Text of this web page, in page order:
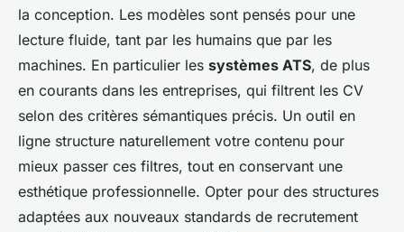
la conception. Les modèles sont pensés pour une
lecture fluide, tant par les humains que par les
machines. En particulier les systèmes ATS, de plus
en courants dans les entreprises, qui filtrent les CV
selon des critères sémantiques précis. Un outil en
ligne structure naturellement votre contenu pour
mieux passer ces filtres, tout en conservant une
esthétique professionnelle. Opter pour des structures
adaptées aux nouveaux standards de recrutement